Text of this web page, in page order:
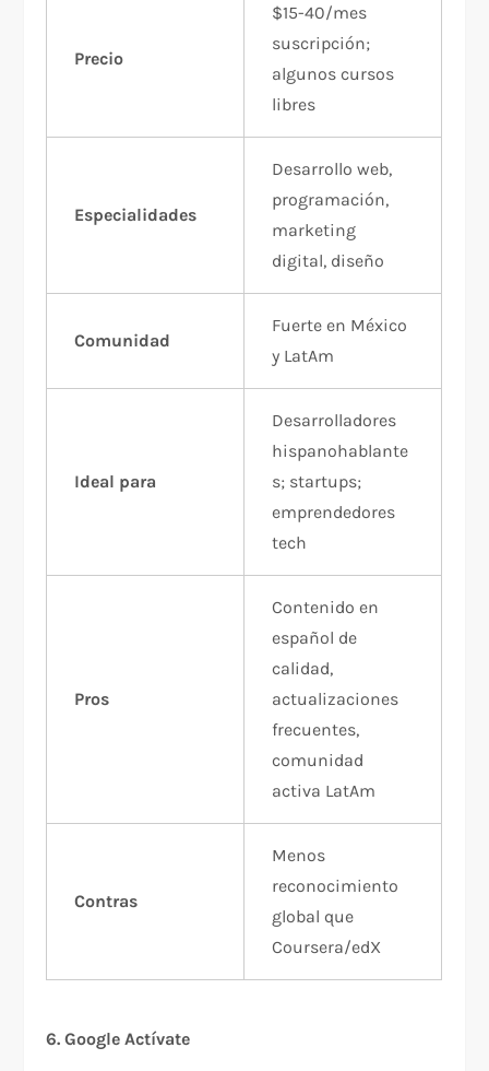
Precio
$15-40/mes
suscripción;
algunos cursos
libres
Especialidades
Desarrollo web,
programación,
marketing
digital, diseño
Comunidad
Fuerte en México
y LatAm
Ideal para
Desarrolladores
hispanohablante
s; startups;
emprendedores
tech
Pros
Contenido en
español de
calidad,
actualizaciones
frecuentes,
comunidad
activa LatAm
Contras
Menos
reconocimiento
global que
Coursera/edX
6. Google Actívate